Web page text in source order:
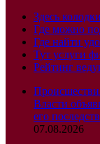
Здесь
Где можно
Где найти
Тут услуги
Рейтинг
Власти
его
07.08.2026